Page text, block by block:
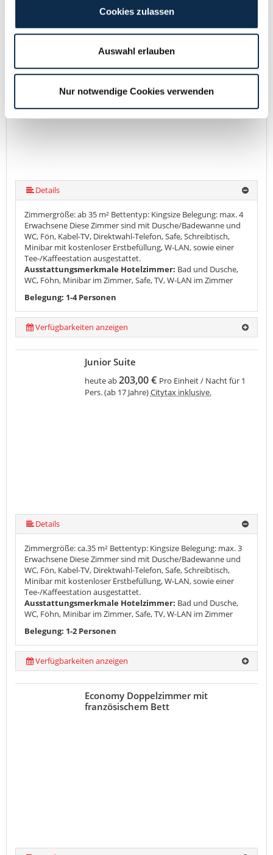
Cookies zulassen
Auswahl erlauben
Nur notwendige Cookies verwenden
Familienzimmer Junior Family
heute ab172,55 € Pro Einheit / Nacht für 1
Pers. (ab 18 Jahre)Citytax inklusive.
Details
Zimmergröße: ab 35 m² Bettentyp: Kingsize Belegung: max. 4
Erwachsene Diese Zimmer sind mit Dusche/Badewanne und
WC, Fön, Kabel-TV, Direktwahl-Telefon, Safe, Schreibtisch,
Minibar mit kostenloser Erstbefüllung, W-LAN, sowie einer
Tee-/Kaffeestation ausgestattet.
Ausstattungsmerkmale Hotelzimmer: Bad und Dusche,
WC, Föhn, Minibar im Zimmer, Safe, TV, W-LAN im Zimmer
Belegung: 1-4 Personen
Verfügbarkeiten anzeigen
Junior Suite
heute ab203,00 € Pro Einheit / Nacht für 1
Pers. (ab 17 Jahre)Citytax inklusive.
Details
Zimmergröße: ca.35 m² Bettentyp: Kingsize Belegung: max. 3
Erwachsene Diese Zimmer sind mit Dusche/Badewanne und
WC, Fön, Kabel-TV, Direktwahl-Telefon, Safe, Schreibtisch,
Minibar mit kostenloser Erstbefüllung, W-LAN, sowie einer
Tee-/Kaffeestation ausgestattet.
Ausstattungsmerkmale Hotelzimmer: Bad und Dusche,
WC, Föhn, Minibar im Zimmer, Safe, TV, W-LAN im Zimmer
Belegung: 1-2 Personen
Verfügbarkeiten anzeigen
Economy Doppelzimmer mit
französischem Bett